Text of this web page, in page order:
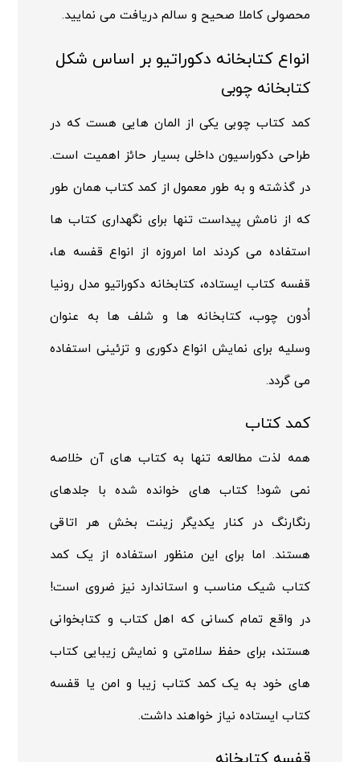
محصولی کاملا صحیح و سالم دریافت می نمایید.
انواع کتابخانه دکوراتیو بر اساس شکل
کتابخانه چوبی
کمد کتاب چوبی یکی از المان هایی هست که در
طراحی دکوراسیون داخلی بسیار حائز اهمیت است.
در گذشته و به طور معمول از کمد کتاب همان طور
که از نامش پیداست تنها برای نگهداری کتاب ها
استفاده می کردند اما امروزه از انواع قفسه ها،
قفسه کتاب ایستاده، کتابخانه دکوراتیو مدل رونیا
اُدون چوب، کتابخانه ها و شلف ها به عنوان
وسلیه برای نمایش انواع دکوری و تزئینی استفاده
می گردد.
کمد کتاب
همه لذت مطالعه تنها به کتاب های آن خلاصه
نمی شود! کتاب های خوانده شده با جلدهای
رنگارنگ در کنار یکدیگر زینت بخش هر اتاقی
هستند. اما برای این منظور استفاده از یک کمد
کتاب شیک مناسب و استاندارد نیز ضروی است!
در واقع تمام کسانی که اهل کتاب و کتابخوانی
هستند، برای حفظ سلامتی و نمایش زیبایی کتاب
های خود به یک کمد کتاب زیبا و امن یا قفسه
کتاب ایستاده نیاز خواهند داشت.